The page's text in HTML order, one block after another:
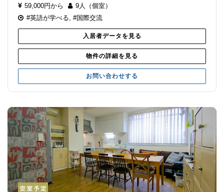
59,000円から
9人（個室）
#英語が学べる #国際交流
入居者データを見る
物件の詳細を見る
お問い合わせする